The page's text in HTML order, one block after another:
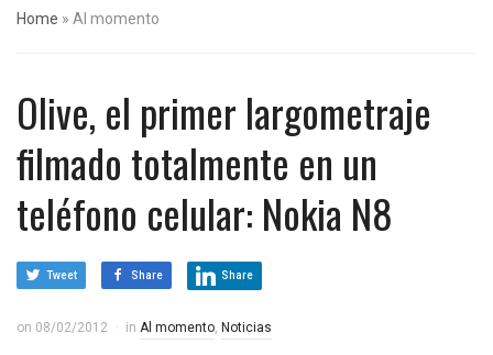
Home » Al momento
Olive, el primer largometraje
filmado totalmente en un
teléfono celular: Nokia N8
Tweet Share Share
on 08/02/2012 in Al momento, Noticias